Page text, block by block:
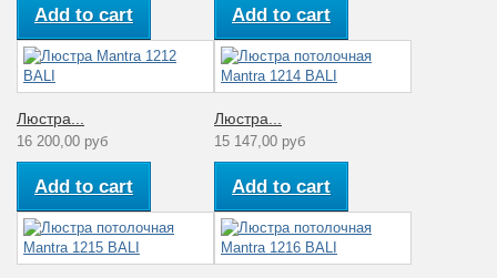
Add to cart Add to cart
Люстра...
16 200,00 руб
Add to cart
Люстра...
15 147,00 руб
Add to cart